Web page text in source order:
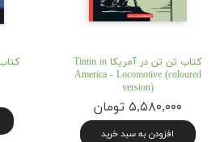
کتاب تن تن در آمریکا Tintin in
America - Locomotive (coloured
version)
۵,۵۸۰,۰۰۰ تومان
افزودن به سبد خرید